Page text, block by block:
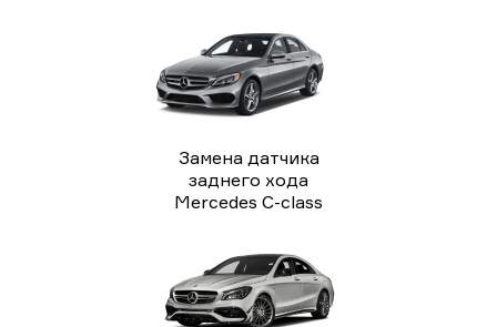
Замена датчика
заднего хода
Mercedes C-class